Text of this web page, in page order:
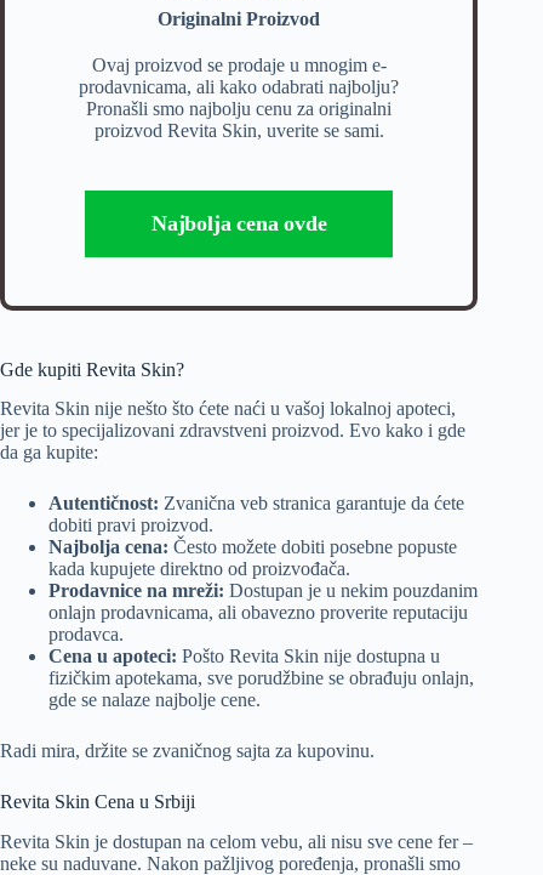
Originalni Proizvod
Ovaj proizvod se prodaje u mnogim e-
prodavnicama, ali kako odabrati najbolju?
Pronašli smo najbolju cenu za originalni
proizvod Revita Skin, uverite se sami.
Najbolja cena ovde
Gde kupiti Revita Skin?
Revita Skin nije nešto što ćete naći u vašoj lokalnoj apoteci,
jer je to specijalizovani zdravstveni proizvod. Evo kako i gde
da ga kupite:
Autentičnost: Zvanična veb stranica garantuje da ćete
dobiti pravi proizvod.
Najbolja cena: Često možete dobiti posebne popuste
kada kupujete direktno od proizvođača.
Prodavnice na mreži: Dostupan je u nekim pouzdanim
onlajn prodavnicama, ali obavezno proverite reputaciju
prodavca.
Cena u apoteci: Pošto Revita Skin nije dostupna u
fizičkim apotekama, sve porudžbine se obrađuju onlajn,
gde se nalaze najbolje cene.
Radi mira, držite se zvaničnog sajta za kupovinu.
Revita Skin Cena u Srbiji
Revita Skin je dostupan na celom vebu, ali nisu sve cene fer –
neke su naduvane. Nakon pažljivog poređenja, pronašli smo